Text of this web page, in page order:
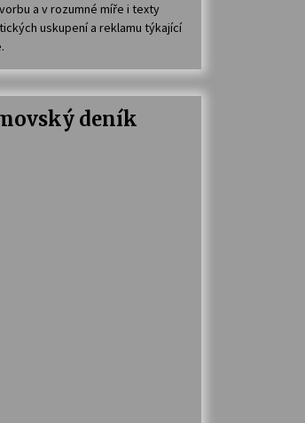
a v rozumné míře i texty
uskupení a reklamu týkající
deník